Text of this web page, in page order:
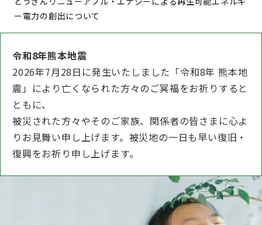
ー電力の創出について
令和8年熊本地震
2026年7月28日に発生いたしました「令和8年 熊本地
震」により亡くなられた方々のご冥福をお祈りすると
ともに、
被災された方々やそのご家族、関係者の皆さまに心よ
りお見舞い申し上げます。被災地の一日も早い復旧・
復興をお祈り申し上げます。